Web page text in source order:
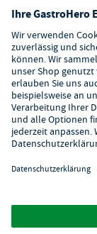
i.H.v. 7,90€ (zzgl.
**Die
Rabatten
© 2026